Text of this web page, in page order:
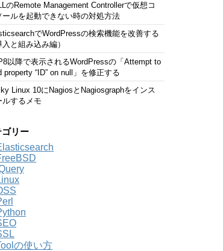
のRemote Management Controllerで仮想コ
ールを起動できない時の対処方法
でWordPressの検索機能を改善する
入と組み込み編）
以降で表示されるWordPressの「Attempt to
property “ID” on null」を修正する
Linux 10にNagiosとNagiosgraphをインス
ルするメモ
ゴリー
の使い方